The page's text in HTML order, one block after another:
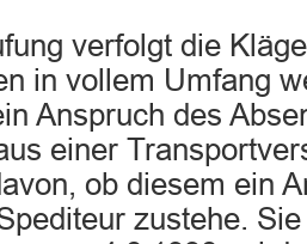
verfolgt die
in vollem Umfang
Anspruch des
einer
ob diesem ein
zustehe.